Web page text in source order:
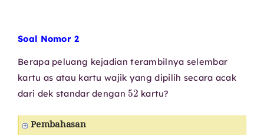
Soal Nomor 2
Berapa peluang kejadian terambilnya selembar
kartu as atau kartu wajik yang dipilih secara acak
dari dek standar dengan
52
kartu?
Pembahasan